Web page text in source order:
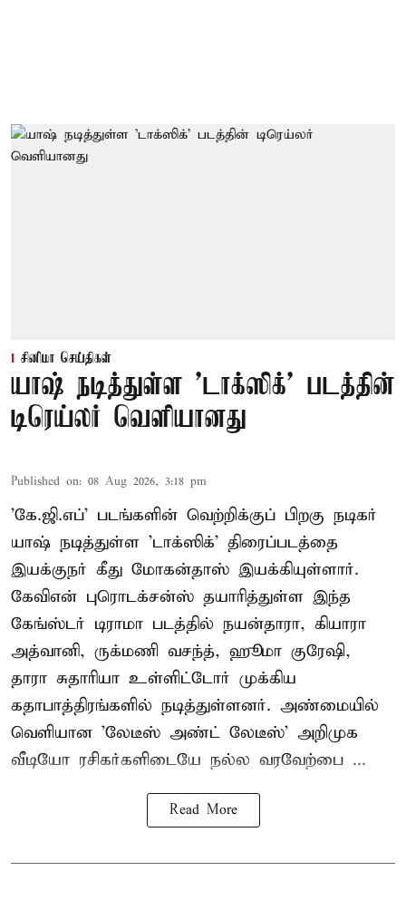
சினிமா செய்திகள்
யாஷ் நடித்துள்ள 'டாக்‌ஸிக்' படத்தின்
டிரெய்லர் வெளியானது
Published on: 08 Aug 2026, 3:18 pm
'கே.ஜி.எப்' படங்களின் வெற்றிக்குப் பிறகு நடிகர்
யாஷ் நடித்துள்ள 'டாக்ஸிக்' திரைப்படத்தை
இயக்குநர் கீது மோகன்தாஸ் இயக்கியுள்ளார்.
கேவிஎன் புரொடக்சன்ஸ் தயாரித்துள்ள இந்த
கேங்ஸ்டர் டிராமா படத்தில் நயன்தாரா, கியாரா
அத்வானி, ருக்மணி வசந்த், ஹூமா குரேஷி,
தாரா சுதாரியா உள்ளிட்டோர் முக்கிய
கதாபாத்திரங்களில் நடித்துள்ளனர். அண்மையில்
வெளியான 'லேடீஸ் அண்ட் லேடீஸ்' அறிமுக
வீடியோ ரசிகர்களிடையே நல்ல வரவேற்பை ...
Read More